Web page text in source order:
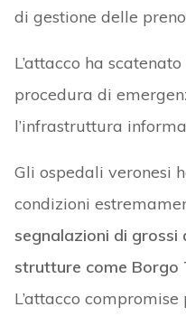
di gestione delle
L’attacco ha
procedura di
l’infrastruttura
Gli ospedali veronesi
condizioni
segnalazioni di grossi
strutture come Borgo
L’attacco